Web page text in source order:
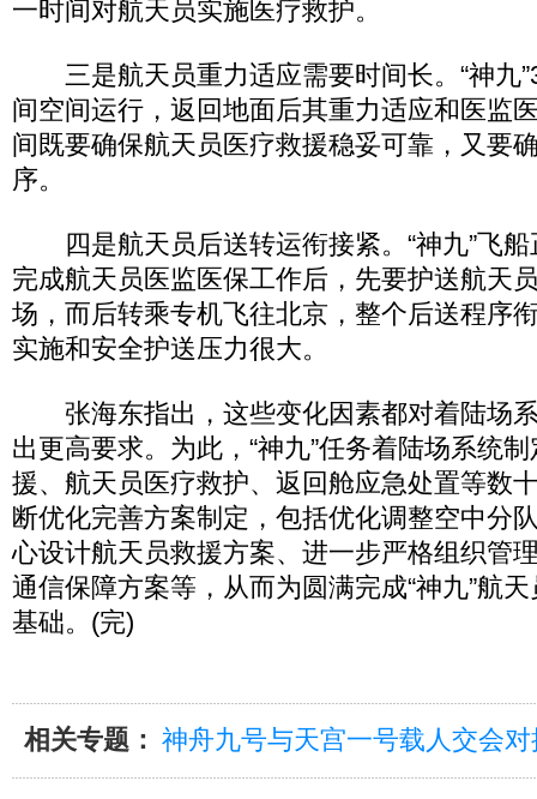
一时间对航天员实施医疗救护。
三是航天员重力适应需要时间长。“神九
间空间运行，返回地面后其重力适应和医监
间既要确保航天员医疗救援稳妥可靠，又要
序。
四是航天员后送转运衔接紧。“神九”飞船
完成航天员医监医保工作后，先要护送航天
场，而后转乘专机飞往北京，整个后送程序
实施和安全护送压力很大。
张海东指出，这些变化因素都对着陆场
出更高要求。为此，“神九”任务着陆场系统
援、航天员医疗救护、返回舱应急处置等数
断优化完善方案制定，包括优化调整空中分
心设计航天员救援方案、进一步严格组织管
通信保障方案等，从而为圆满完成“神九”航
基础。(完)
相关专题： 神舟九号与天宫一号载人交会对